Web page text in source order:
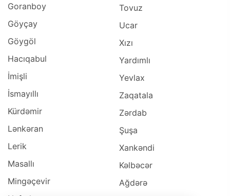
Goranboy
Göyçay
Göygöl
Hacıqabul
İmişli
İsmayıllı
Kürdəmir
Lənkəran
Lerik
Masallı
Mingəçevir
Tovuz
Ucar
Xızı
Yardımlı
Yevlax
Zaqatala
Zərdab
Şuşa
Xankəndi
Kəlbəcər
Ağdərə